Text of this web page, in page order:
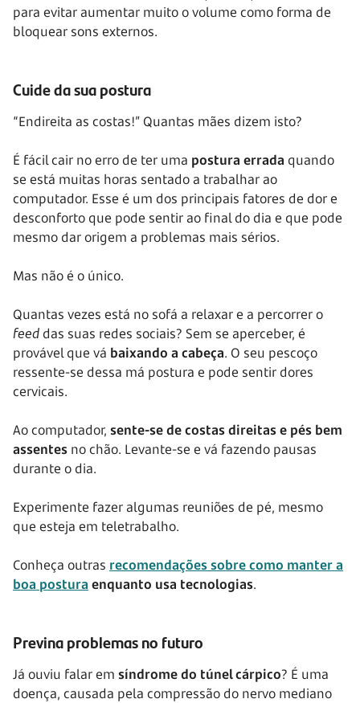
para evitar aumentar muito o volume como forma de
bloquear sons externos.
Cuide da sua postura
“Endireita as costas!” Quantas mães dizem isto?
É fácil cair no erro de ter uma postura errada quando
se está muitas horas sentado a trabalhar ao
computador. Esse é um dos principais fatores de dor e
desconforto que pode sentir ao final do dia e que pode
mesmo dar origem a problemas mais sérios.
Mas não é o único.
Quantas vezes está no sofá a relaxar e a percorrer o
feed das suas redes sociais? Sem se aperceber, é
provável que vá baixando a cabeça. O seu pescoço
ressente-se dessa má postura e pode sentir dores
cervicais.
Ao computador, sente-se de costas direitas e pés bem
assentes no chão. Levante-se e vá fazendo pausas
durante o dia.
Experimente fazer algumas reuniões de pé, mesmo
que esteja em teletrabalho.
Conheça outras recomendações sobre como manter a
boa postura enquanto usa tecnologias.
Previna problemas no futuro
Já ouviu falar em síndrome do túnel cárpico? É uma
doença, causada pela compressão do nervo mediano